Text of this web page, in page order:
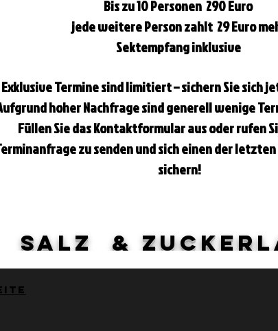
Bis zu 10 Personen 290 Euro
jede weitere Person zahlt 29 Euro
Sektempfang inklusive
​Exklusive Termine sind limitiert – sichern Sie sich
hoher Nachfrage sind generell wenige
Füllen Sie das Kontaktformular aus oder rufen
zu senden und sich einen der
sichern!
Salz &